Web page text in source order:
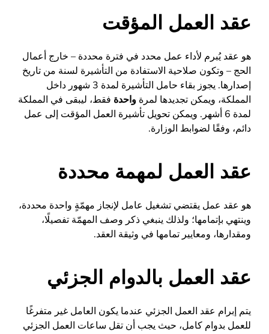
عقد العمل المؤقت
هو عقد يُبرم لأداء عمل محدد في فترة محددة – خارج أعمال
الحج – وتكون صلاحية الاستفادة من التأشيرة لسنة من تاريخ
إصدارها. يجوز بقاء حامل التأشيرة لمدة 3 شهور داخل
المملكة، ويمكن تجديدها لمرة واحدة فقط، ليبقى في المملكة
لمدة 6 أشهر. ويمكن تحويل تأشيرة العمل المؤقت إلى عمل
دائم، وفقًا لضوابط الوزارة.
عقد العمل لمهمة محددة
هو عقد عمل يقتضي تشغيل عامل لإنجاز مهمّةٍ واحدة محددة،
وينتهي بإتمامها؛ ولذلك ينبغي ذكر وصف المهمّة تفصيلًا،
ومقدارها، ومعايير تمامها في وثيقة العقد.
عقد العمل بالدوام الجزئي
يتم إبرام عقد العمل الجزئي عندما يكون العامل غير متفرغًا
للعمل بدوام كامل، حيث يجب أن تقل ساعات العمل الجزئي